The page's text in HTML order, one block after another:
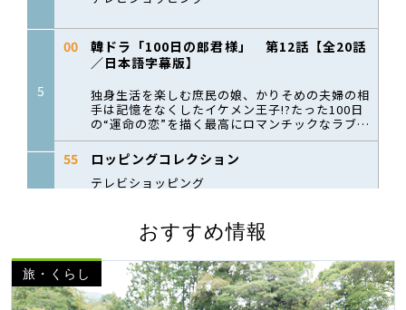
おすすめ情報
旅・くらし